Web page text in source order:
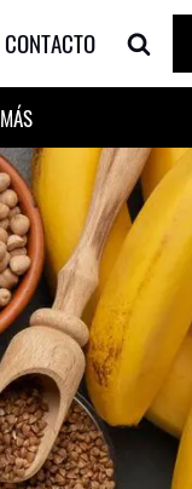
CONTACTO
MÁS